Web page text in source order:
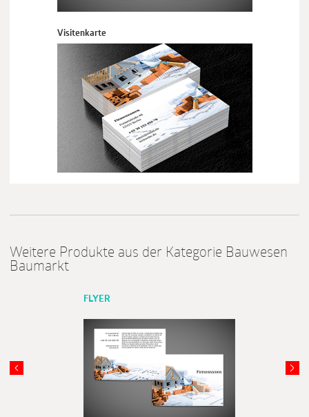
Visitenkarte
Weitere Produkte aus der Kategorie Bauwesen
Baumarkt
FLYER